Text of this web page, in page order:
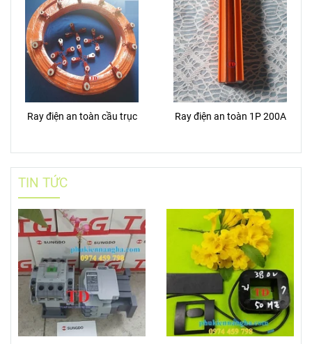
Ray điện an toàn cầu trục Ray điện an toàn 1P 200A
TIN TỨC